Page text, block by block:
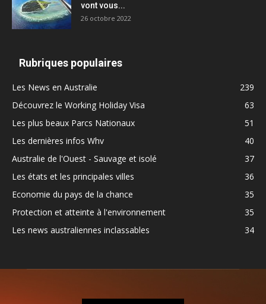
vont vous...
26 octobre 2022
Rubriques populaires
Les News en Australie
239
Découvrez le Working Holiday Visa
63
Les plus beaux Parcs Nationaux
51
Les dernières infos Whv
40
Australie de l'Ouest - Sauvage et isolé
37
Les états et les principales villes
36
Economie du pays de la chance
35
Protection et atteinte à l'environnement
35
Les news australiennes inclassables
34